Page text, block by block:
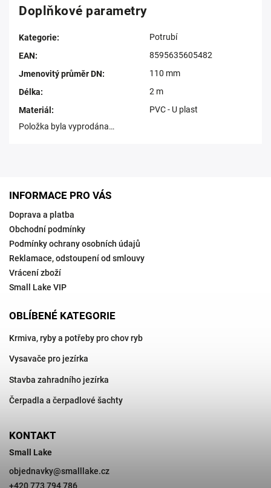
Doplňkové parametry
Kategorie:
Potrubí
EAN:
8595635605482
Jmenovitý průměr DN:
110 mm
Délka:
2 m
Materiál :
PVC - U plast
Položka byla vyprodána…
INFORMACE PRO VÁS
Doprava a platba
Obchodní podmínky
Podmínky ochrany osobních údajů
Reklamace, odstoupení od smlouvy
Vrácení zboží
Small Lake VIP
OBLÍBENÉ KATEGORIE
Krmiva, ryby a potřeby pro chov ryb
Vysavače pro jezírka
Stavba zahradního jezírka
Čerpadla a čerpadlové šachty
KONTAKT
Small Lake
objednavky@smalllake.cz
+420 773 794 786